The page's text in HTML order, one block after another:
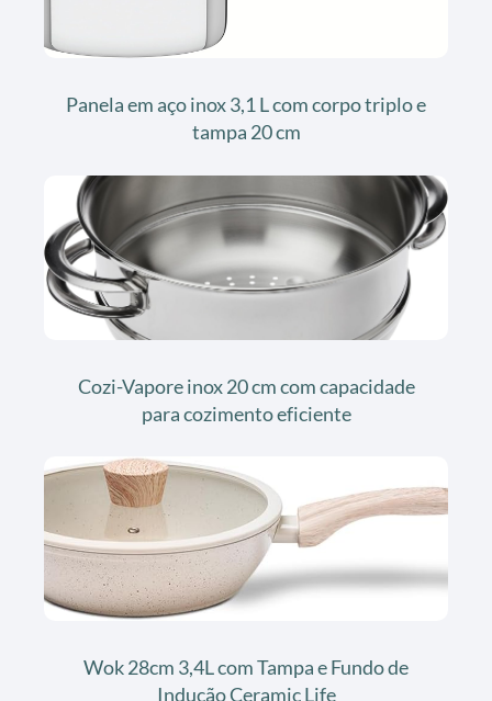
Panela em aço inox 3,1 L com corpo triplo e
tampa 20 cm
Cozi-Vapore inox 20 cm com capacidade
para cozimento eficiente
Wok 28cm 3,4L com Tampa e Fundo de
Indução Ceramic Life